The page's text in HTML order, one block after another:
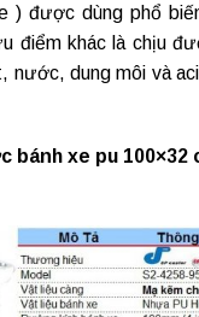
) được dùng phổ
điểm khác là chịu
nước, dung môi và
bánh xe pu 100×32